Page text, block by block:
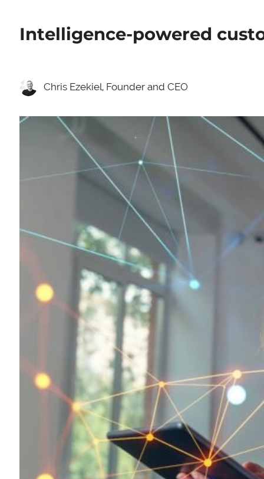
Intelligence-powered
Chris Ezekiel, Founder and CEO